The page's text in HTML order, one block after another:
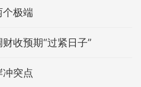
个极端
收预期“过紧日子”
突点